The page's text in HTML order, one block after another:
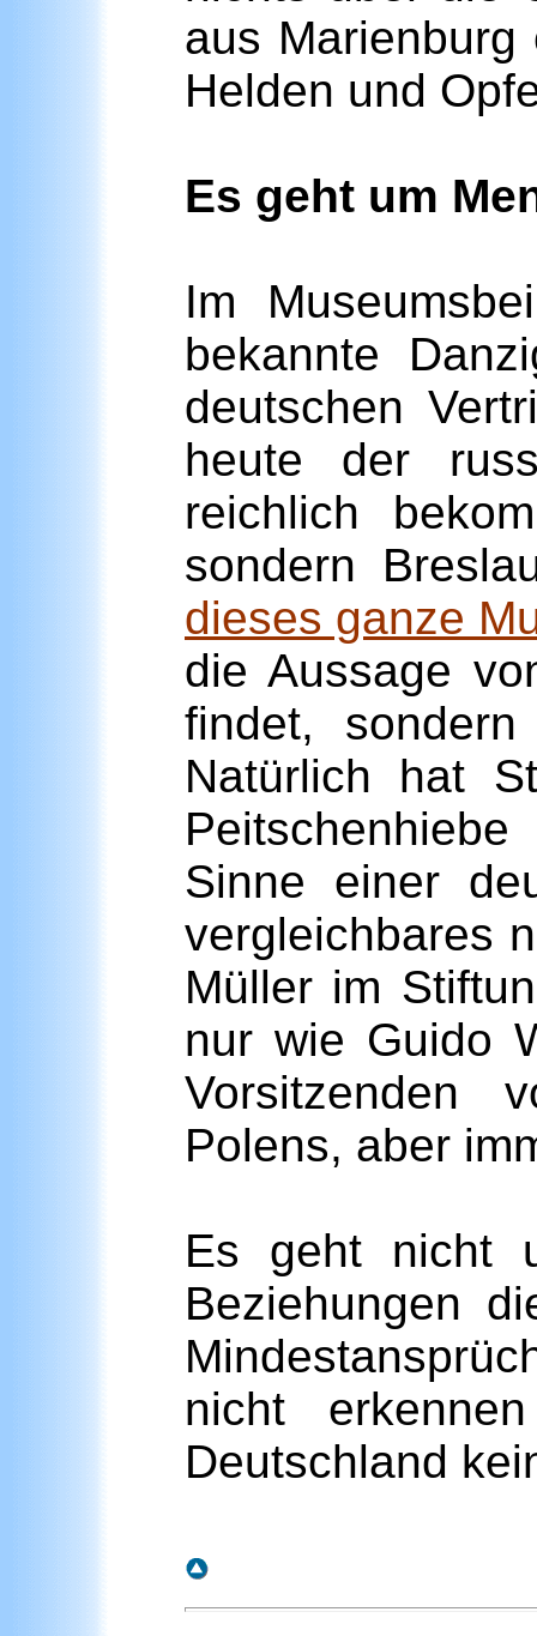
aus
Helden und
Es geht um
Im
bekannte
deutschen
heute der
reichlich
sondern
dieses ganze
die Aussage
findet,
Natürlich hat
Sinne einer
vergleichbares
Müller im
nur wie Guido
Vorsitzenden
Polens, aber
Es geht nicht
Beziehungen
nicht
Deutschland